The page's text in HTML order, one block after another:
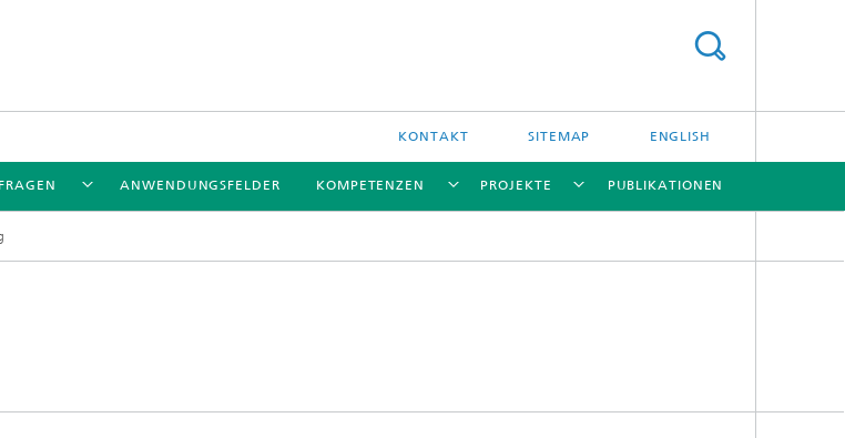
KONTAKT SITEMAP ENGLISH
ANWENDUNGSFELDER KOMPETENZEN PROJEKTE PUBLIKATIONEN